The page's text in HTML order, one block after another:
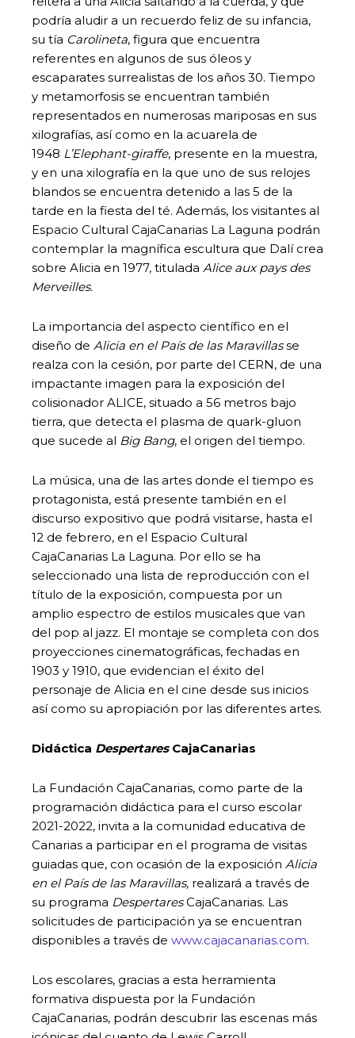
podría aludir a un recuerdo feliz de su infancia,
su tía Carolineta, figura que encuentra
referentes en algunos de sus óleos y
escaparates surrealistas de los años 30. Tiempo
y metamorfosis se encuentran también
representados en numerosas mariposas en sus
xilografías, así como en la acuarela de
1948 L’Elephant-giraffe, presente en la muestra,
y en una xilografía en la que uno de sus relojes
blandos se encuentra detenido a las 5 de la
tarde en la fiesta del té. Además, los visitantes al
Espacio Cultural CajaCanarias La Laguna podrán
contemplar la magnífica escultura que Dalí crea
sobre Alicia en 1977, titulada Alice aux pays des
Merveilles.
La importancia del aspecto científico en el
diseño de Alicia en el País de las Maravillasse
realza con la cesión, por parte del CERN, de una
impactante imagen para la exposición del
colisionador ALICE, situado a 56 metros bajo
tierra, que detecta el plasma de quark-gluon
que sucede al Big Bang, el origen del tiempo.
La música, una de las artes donde el tiempo es
protagonista, está presente también en el
discurso expositivo que podrá visitarse, hasta el
12 de febrero, en el Espacio Cultural
CajaCanarias La Laguna. Por ello se ha
seleccionado una lista de reproducción con el
título de la exposición, compuesta por un
amplio espectro de estilos musicales que van
del pop al jazz. El montaje se completa con dos
proyecciones cinematográficas, fechadas en
1903 y 1910, que evidencian el éxito del
personaje de Alicia en el cine desde sus inicios
así como su apropiación por las diferentes artes.
Didáctica Despertares CajaCanarias
La Fundación CajaCanarias, como parte de la
programación didáctica para el curso escolar
2021-2022, invita a la comunidad educativa de
Canarias a participar en el programa de visitas
guiadas que, con ocasión de la exposición Alicia
en el País de las Maravillas, realizará a través de
su programa DespertaresCajaCanarias. Las
solicitudes de participación ya se encuentran
disponibles a través de www.cajacanarias.com.
Los escolares, gracias a esta herramienta
formativa dispuesta por la Fundación
CajaCanarias, podrán descubrir las escenas más